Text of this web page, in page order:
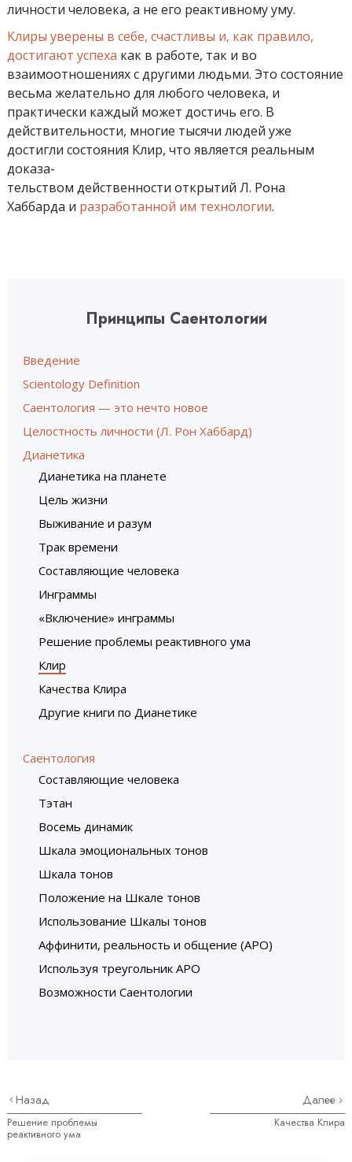
личности человека, а не его реактивному уму.
Kлиры уверены в себе, счастливы и, как правило,
достигают успеха как в работе, так и во
взаимоотношениях с другими людьми. Это состояние
весьма желательно для любого человека, и
практически каждый может достичь его. В
действительности, многие тысячи людей уже
достигли состояния Kлир, что является реальным
доказа-
тельством действенности открытий Л. Рона
Хаббарда и разработанной им технологии.
Принципы Саентологии
Введение
Scientology Definition
Саентология — это нечто новое
Целостность личности (Л. Рон Хаббард)
Дианетика
Дианетика на планете
Цель жизни
Выживание и разум
Трак времени
Составляющие человека
Инграммы
«Включение» инграммы
Решение проблемы реактивного ума
Клир
Качества Клира
Другие книги по Дианетике
Саентология
Составляющие человека
Тэтан
Восемь динамик
Шкала эмоциональных тонов
Шкала тонов
Положение на Шкале тонов
Использование Шкалы тонов
Аффинити, реальность и общение (АРО)
Используя треугольник АРО
Возможности Саентологии
Назад
Решение проблемы
реактивного ума
Далее
Качества Клира